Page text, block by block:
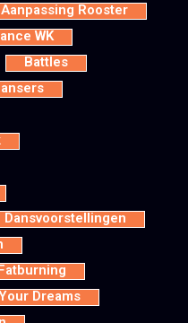
Aanpassing Rooster
WK
Battles
Dansvoorstellingen
Dreams